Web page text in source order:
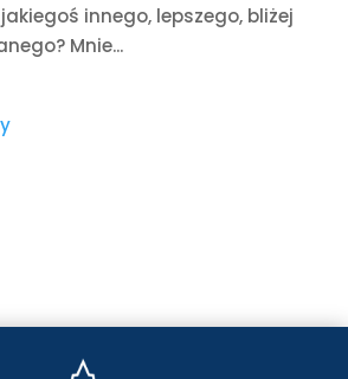
innego, lepszego, bliżej
Mnie...